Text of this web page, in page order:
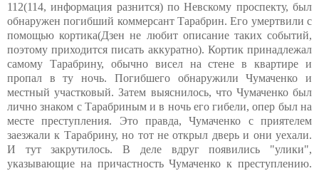
112(114, информация разнится) по Невскому проспекту, был
обнаружен погибший коммерсант Тарабрин. Его умертвили с
помощью кортика(Дзен не любит описание таких событий,
поэтому приходится писать аккуратно). Кортик принадлежал
самому Тарабрину, обычно висел на стене в квартире и
пропал в ту ночь. Погибшего обнаружили Чумаченко и
местный участковый. Затем выяснилось, что Чумаченко был
лично знаком с Тарабриным и в ночь его гибели, опер был на
месте преступления. Это правда, Чумаченко с приятелем
заезжали к Тарабрину, но тот не открыл дверь и они уехали.
И тут закрутилось. В деле вдруг появились "улики",
указывающие на причастность Чумаченко к преступлению.